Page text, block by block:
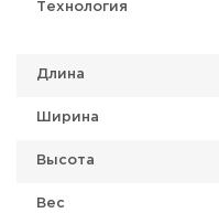
Технология
Длина
Ширина
Высота
Вес